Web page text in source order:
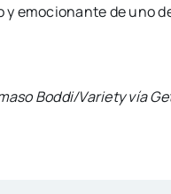
emocionante de uno
Boddi/Variety vía